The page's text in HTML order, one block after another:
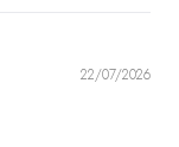
22/07/2026